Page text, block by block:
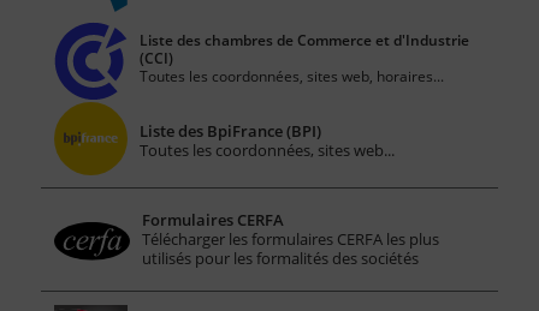
Liste des chambres de Commerce et d'Industrie
(CCI)
Toutes les coordonnées, sites web, horaires...
Liste des BpiFrance (BPI)
Toutes les coordonnées, sites web...
Formulaires CERFA
Télécharger les formulaires CERFA les plus
utilisés pour les formalités des sociétés